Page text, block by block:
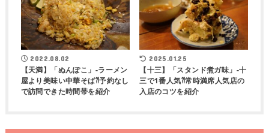
2022.08.02
【天満】「ぬんぽこ」-ラーメン
屋より美味い中華そば⁈予約なし
で訪問できた時間帯を紹介
2025.01.25
【十三】「スタンド煮ガ味」-十
三で1番人気⁈常時満席人気店の
入店のコツを紹介